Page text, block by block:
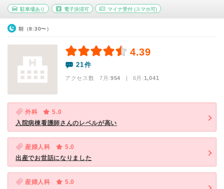
駐車場あり 電子決済可 マイナ受付 (スマホ可)
朝（8:30〜）
4.39
21件
アクセス数 7月:954 | 6月:1,041
外科
5.0
入院病棟看護師さんのレベルが高い
産婦人科
5.0
出産でお世話になりました
産婦人科
5.0